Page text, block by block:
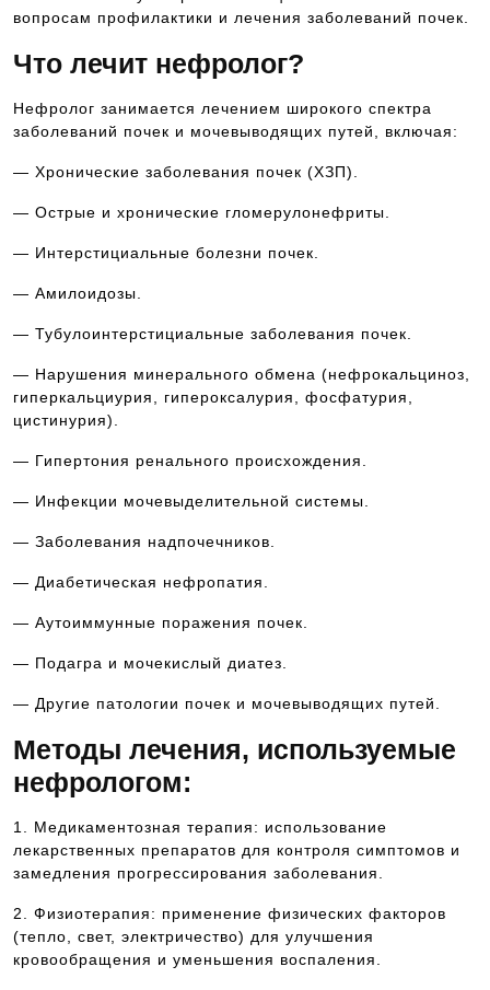
вопросам профилактики и лечения заболеваний почек.
Что лечит нефролог?
Нефролог занимается лечением широкого спектра
заболеваний почек и мочевыводящих путей, включая:
— Хронические заболевания почек (ХЗП).
— Острые и хронические гломерулонефриты.
— Интерстициальные болезни почек.
— Амилоидозы.
— Тубулоинтерстициальные заболевания почек.
— Нарушения минерального обмена (нефрокальциноз,
гиперкальциурия, гипероксалурия, фосфатурия,
цистинурия).
— Гипертония ренального происхождения.
— Инфекции мочевыделительной системы.
— Заболевания надпочечников.
— Диабетическая нефропатия.
— Аутоиммунные поражения почек.
— Подагра и мочекислый диатез.
— Другие патологии почек и мочевыводящих путей.
Методы лечения, используемые
нефрологом:
1. Медикаментозная терапия: использование
лекарственных препаратов для контроля симптомов и
замедления прогрессирования заболевания.
2. Физиотерапия: применение физических факторов
(тепло, свет, электричество) для улучшения
кровообращения и уменьшения воспаления.